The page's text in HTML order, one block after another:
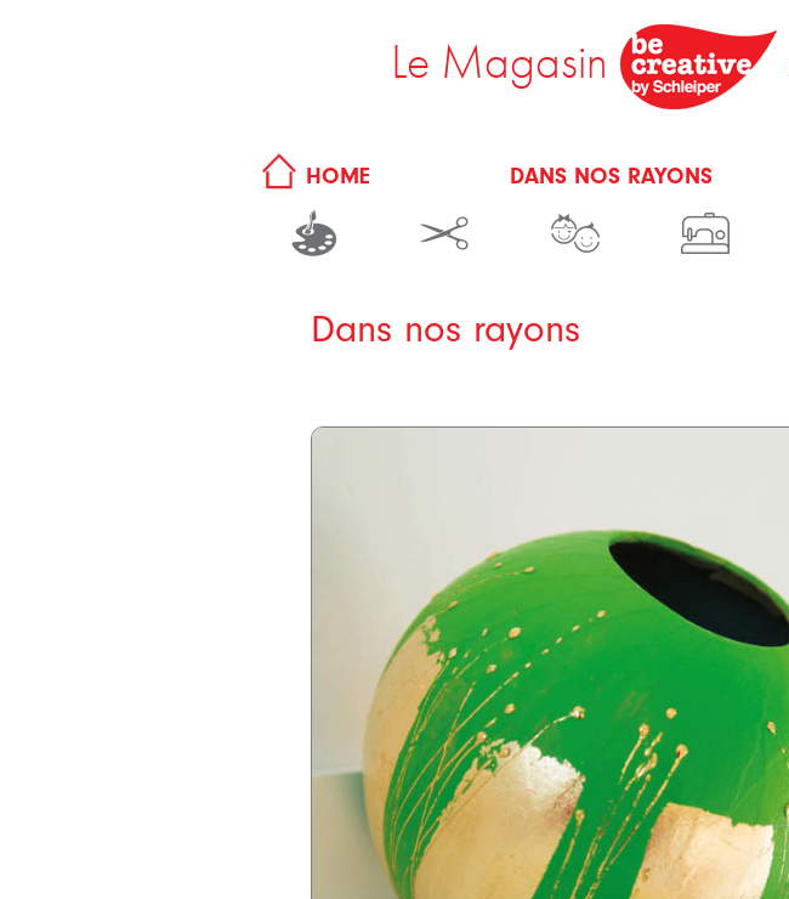
Le Magasin
HOME DANS NOS RAYONS
Dans nos rayons